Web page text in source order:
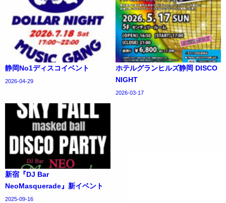
静岡No1ディスコイベント
2026-04-29
ホテルグランヒルズ静岡 DISCO
NIGHT
2026-03-17
新宿『DJ Bar
NeoMasquerade』新イベント
2025-09-16